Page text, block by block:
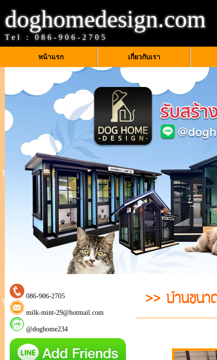
doghomedesign.com
Tel : 086-906-2705
หน้าแรก เกี่ยวกับเรา
086-906-2705
milk-mint-29@hotmail.com
@doghome234
>> บ้านขนา